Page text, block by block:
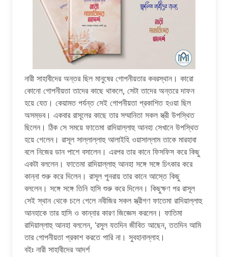
নারী সাহাবীদের অন্তর ছিল মানুষের গোপনীয়তার কবরস্থান। কারো
কোনো গোপনীয়তা তাদের কাছে থাকলে, সেটা তাদের অন্তরে দাফন
হয়ে যেত। কেয়ামত পর্যন্ত সেই গোপনীয়তা প্রকাশিত হওয়া ছিল
অসম্ভব। একবার রাসূলের কাছে তার সম্মানিতা সকল স্ত্রী উপস্থিত
ছিলেন। ঠিক সে সময়ে ফাতেমা রাদিয়াল্লাহু আনহা সেখানে উপস্থিত
হয়ে গেলেন। রাসূল সাল্লাল্লাহু আলাইহি ওয়াসাল্লাম তাকে মারহাবা
বলে নিজের ডান পাশে বসালেন। এরপর তার কানে ফিসফিস করে কিছু
একটা বললেন। ফাতেমা রাদিয়াল্লাহু আনহা সঙ্গে সঙ্গে চিৎকার করে
কান্না শুরু করে দিলেন। রাসূল পুনরায় তার কানে আস্তে কিছু
বললেন। সঙ্গে সঙ্গে তিনি হাসি শুরু করে দিলেন। কিছুক্ষণ পর রাসূল
সেই স্থান থেকে চলে গেলে নবীজির সকল স্ত্রীগণ ফাতেমা রাদিয়াল্লাহু
আনহাকে তার হাসি ও কান্নার কারণ জিজ্ঞেস করলেন। ফাতিমা
রাদিয়াল্লাহু আনহা বললেন, ‘রসুল যতদিন জীবিত আছেন, ততদিন আমি
তার গোপনীয়তা প্রকাশ করতে পারি না। সুবহানাল্লাহ।
বইঃ নারী সাহাবীদের আদর্শ